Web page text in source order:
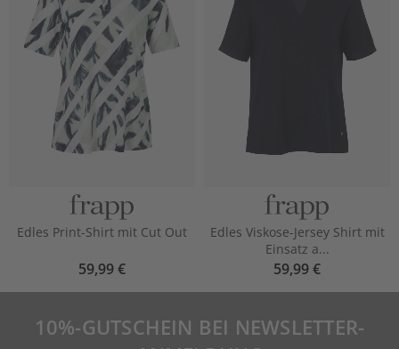
Edles Print-Shirt mit Cut Out
59,99 €
Edles Viskose-Jersey Shirt mit
Einsatz a...
59,99 €
10%-GUTSCHEIN BEI NEWSLETTER-